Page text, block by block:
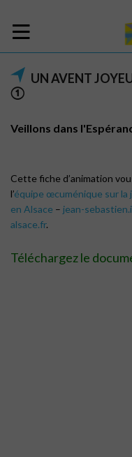
UN AVENT
①
Veillons dans
Cette fiche d’animation
l’équipe œcuménique sur la
en Alsace – jean-
alsace.fr.
Téléchargez le